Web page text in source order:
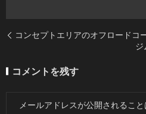
コンセプトエリアのオフロードコ
ジ
コメントを残す
メールアドレスが公開されること